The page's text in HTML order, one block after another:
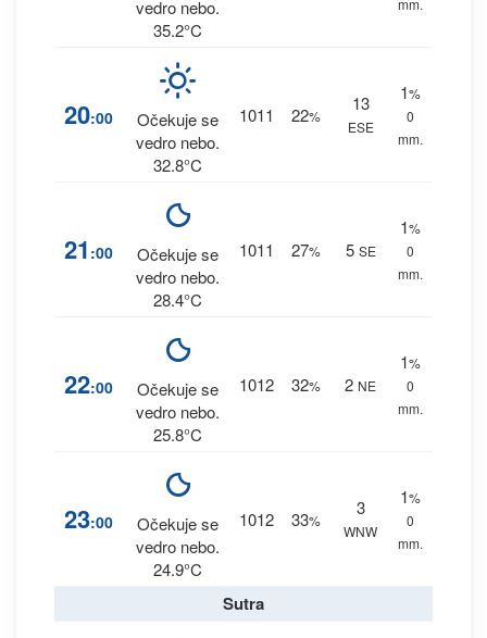
vedro nebo.
35.2°C
mm.
20:00
Očekuje se
vedro nebo.
32.8°C
1011 22%
13
ESE
1%
0
mm.
21 :00
Očekuje se
vedro nebo.
28.4°C
1011 27% 5 SE
1%
0
mm.
22:00
Očekuje se
vedro nebo.
25.8°C
1012 32% 2 NE
1%
0
mm.
23:00
Očekuje se
vedro nebo.
24.9°C
1012 33%
3
WNW
1%
0
mm.
Sutra